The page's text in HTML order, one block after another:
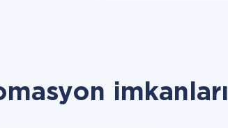
imkanları